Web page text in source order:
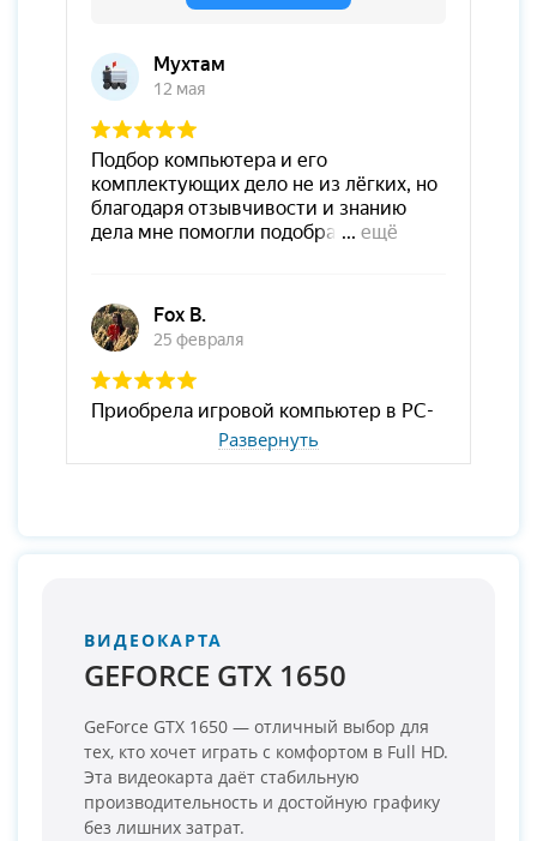
Развернуть
ВИДЕОКАРТА
GEFORCE GTX 1650
GeForce GTX 1650 — отличный выбор для
тех, кто хочет играть с комфортом в Full HD.
Эта видеокарта даёт стабильную
производительность и достойную графику
без лишних затрат.